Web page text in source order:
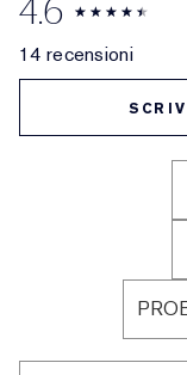
4.6
14 recensioni
LE